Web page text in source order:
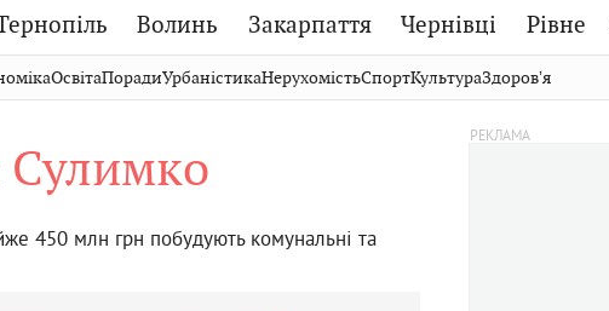
Волинь Закарпаття Чернівці Рівне
Стрий
Хмельницький
Вінниця
Публікації Авто Словко
ОсвітаПорадиУрбаністикаНерухомістьСпортКультураЗдоровʼя
Сулимко
450 млн грн побудують комунальні та